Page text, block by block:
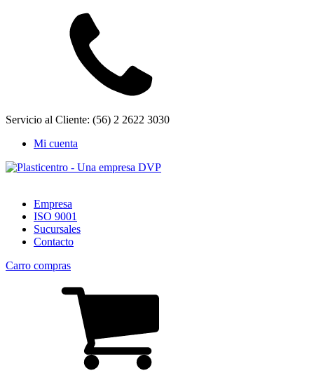
Servicio al Cliente: (56) 2 2622 3030
Mi cuenta
Empresa
ISO 9001
Sucursales
Contacto
Carro compras